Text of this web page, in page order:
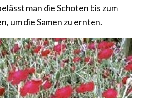
man die Schoten bis zum
um die Samen zu ernten.